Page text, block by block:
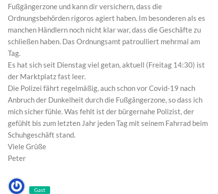
Fußgängerzone und kann dir versichern, dass die
Ordnungsbehörden rigoros agiert haben. Im besonderen als es
manchen Händlern noch nicht klar war, dass die Geschäfte zu
schließen haben. Das Ordnungsamt patroulliert mehrmal am
Tag.
Es hat sich seit Dienstag viel getan, aktuell (Freitag 14:30) ist
der Marktplatz fast leer.
Die Polizei fährt regelmäßig, auch schon vor Covid-19 nach
Anbruch der Dunkelheit durch die Fußgängerzone, so dass ich
mich sicher fühle. Was fehlt ist der bürgernahe Polizist, der
gefühlt bis zum letzten Jahr jeden Tag mit seinem Fahrrad beim
Schuhgeschäft stand.
Viele Grüße
Peter
Gast